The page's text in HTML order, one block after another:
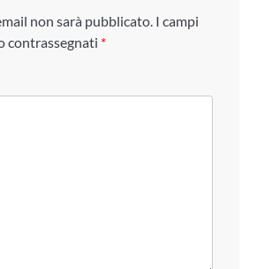
non sarà pubblicato. I campi
contrassegnati *